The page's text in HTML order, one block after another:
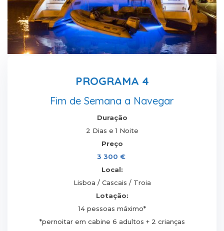
PROGRAMA 4
Fim de Semana a Navegar
Duração
2 Dias e 1 Noite
Preço
3 300 €
Local:
Lisboa / Cascais / Troia
Lotação:
14 pessoas máximo*
*pernoitar em cabine 6 adultos + 2 crianças